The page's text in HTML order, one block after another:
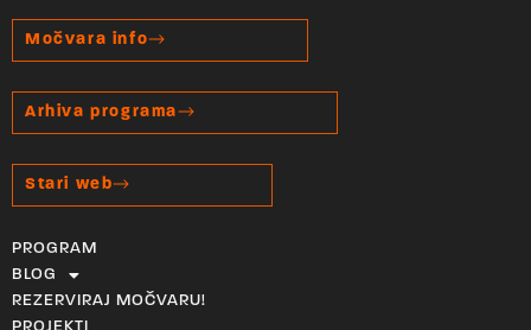
Močvara info
Arhiva programa
Stari web
PROGRAM
BLOG
REZERVIRAJ MOČVARU!